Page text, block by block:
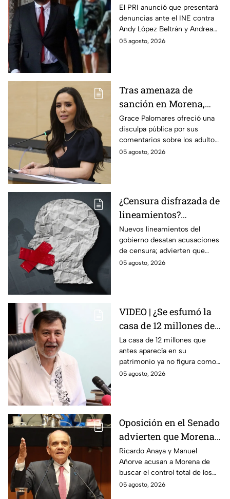
mira del PRI por
presuntos actos
anticipados de
campaña
El PRI anunció que presentará
denuncias ante el INE contra
Andy López Beltrán y Andrea
Chávez, al acusarlos de realizar
05 agosto, 2026
Tras amenaza de
sanción en Morena,
Grace Palomares pide
perdón a adultos
mayores
Grace Palomares ofreció una
disculpa pública por sus
comentarios sobre los adultos
mayores y aseguró que acatará
05 agosto, 2026
¿Censura disfrazada de
lineamientos?
Gobierno podría
decidir qué es verdad y
qué mentira; advierte
Maru Campos
Nuevos lineamientos del
gobierno desatan acusaciones
de censura; advierten que
permitirían decidir qué es
05 agosto, 2026
VIDEO | ¿Se esfumó la
casa de 12 millones de
Noroña? Esto
respondió sobre su
declaración
patrimonial 2026
La casa de 12 millones que
antes aparecía en su
patrimonio ya no figura como
inmueble en su declaración.
05 agosto, 2026
Oposición en el Senado
advierten que Morena
busca silenciar a la
prensa como en
Venezuela, Cuba y
Nicaragua
Ricardo Anaya y Manuel
Añorve acusan a Morena de
buscar el control total de los
medios con nuevos
05 agosto, 2026